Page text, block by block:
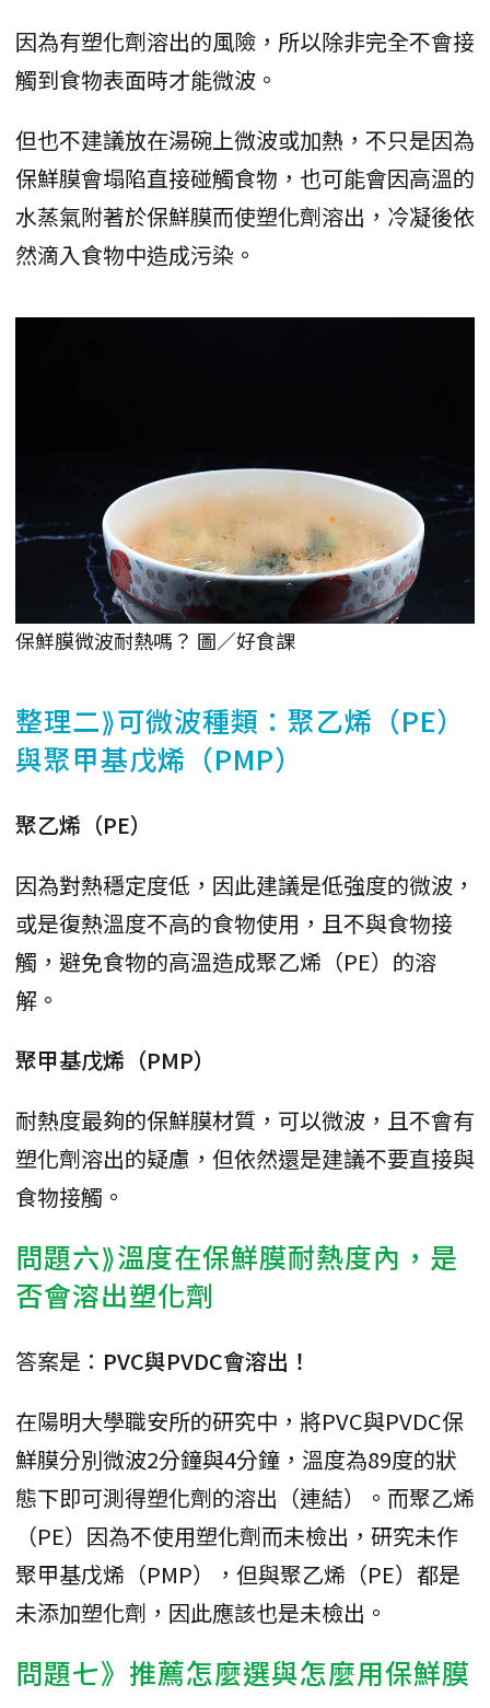
因為有塑化劑溶出的風險，所以除非完全不會接
觸到食物表面時才能微波。
但也不建議放在湯碗上微波或加熱，不只是因為
保鮮膜會塌陷直接碰觸食物，也可能會因高溫的
水蒸氣附著於保鮮膜而使塑化劑溶出，冷凝後依
然滴入食物中造成污染。
保鮮膜微波耐熱嗎？ 圖／好食課
整理二⟫可微波種類：聚乙烯（PE）
與聚甲基戊烯（PMP）
聚乙烯（PE）
因為對熱穩定度低，因此建議是低強度的微波，
或是復熱溫度不高的食物使用，且不與食物接
觸，避免食物的高溫造成聚乙烯（PE）的溶
解。
聚甲基戊烯（PMP）
耐熱度最夠的保鮮膜材質，可以微波，且不會有
塑化劑溶出的疑慮，但依然還是建議不要直接與
食物接觸。
問題六⟫溫度在保鮮膜耐熱度內，是
否會溶出塑化劑
答案是： PVC與PVDC會溶出！
在陽明大學職安所的研究中，將PVC與PVDC保
鮮膜分別微波2分鐘與4分鐘，溫度為89度的狀
態下即可測得塑化劑的溶出（連結）。而聚乙烯
（PE）因為不使用塑化劑而未檢出，研究未作
聚甲基戊烯（PMP），但與聚乙烯（PE）都是
未添加塑化劑，因此應該也是未檢出。
問題七》推薦怎麼選與怎麼用保鮮膜